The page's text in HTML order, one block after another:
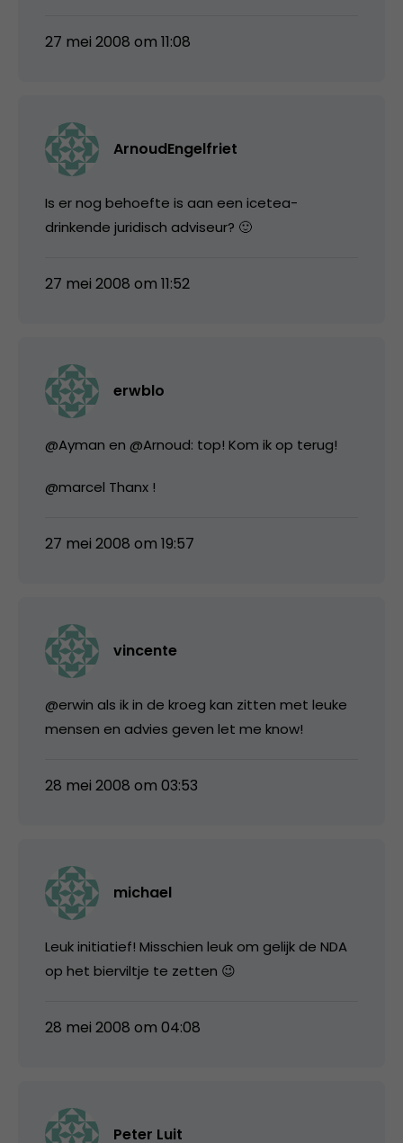
27 mei 2008 om 11:08
ArnoudEngelfriet
Is er nog behoefte is aan een icetea-
drinkende juridisch adviseur? 🙂
27 mei 2008 om 11:52
erwblo
@Ayman en @Arnoud: top! Kom ik op terug!
@marcel Thanx !
27 mei 2008 om 19:57
vincente
@erwin als ik in de kroeg kan zitten met leuke
mensen en advies geven let me know!
28 mei 2008 om 03:53
michael
Leuk initiatief! Misschien leuk om gelijk de NDA
op het bierviltje te zetten 😉
28 mei 2008 om 04:08
Peter Luit